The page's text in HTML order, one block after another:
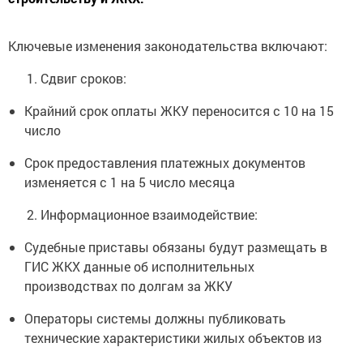
Ключевые изменения законодательства включают:
Сдвиг сроков:
Крайний срок оплаты ЖКУ переносится с 10 на 15
число
Срок предоставления платежных документов
изменяется с 1 на 5 число месяца
Информационное взаимодействие:
Судебные приставы обязаны будут размещать в
ГИС ЖКХ данные об исполнительных
производствах по долгам за ЖКУ
Операторы системы должны публиковать
технические характеристики жилых объектов из